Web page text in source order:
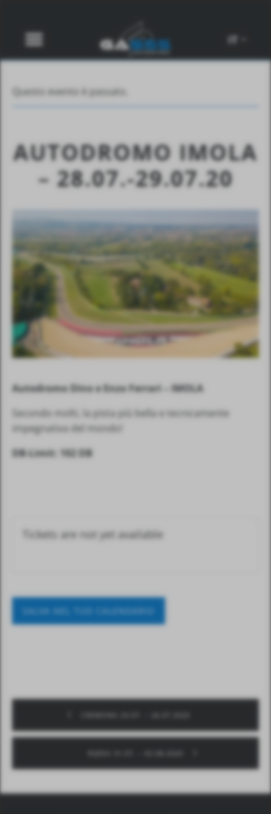
IT
Questo evento è passato.
AUTODROMO IMOLA
– 28.07.-29.07.20
Autodromo Dino e Enzo Ferrari – IMOLA
Secondo molti, la pista più bella e tecnicamente
impegnativa del mondo!
DB-Limit: 102 DB
Tickets are not yet available
SALVA NEL TUO CALENDARIO